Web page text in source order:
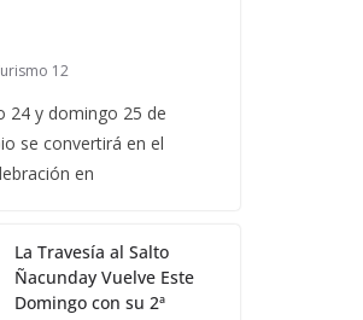
12
24 y domingo 25 de
se convertirá en el
en
La Travesía al Salto
Ñacunday Vuelve Este
Domingo con su 2ª